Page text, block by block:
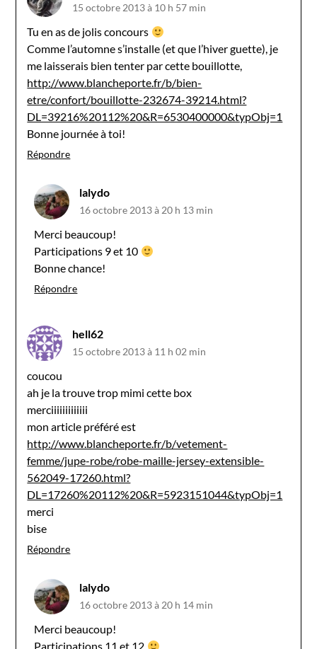
15 octobre 2013 à 10 h 57 min
Tu en as de jolis concours
Comme l’automne s’installe (et que l’hiver guette), je
me laisserais bien tenter par cette bouillotte,
http://www.blancheporte.fr/b/bien-
etre/confort/bouillotte-232674-39214.html?
DL=39216%20112%20&R=6530400000&typObj=1
Bonne journée à toi!
Répondre
lalydo
16 octobre 2013 à 20 h 13 min
Merci beaucoup!
Participations 9 et 10
Bonne chance!
Répondre
hell62
15 octobre 2013 à 11 h 02 min
coucou
ah je la trouve trop mimi cette box
merciiiiiiiiiiiii
mon article préféré est
http://www.blancheporte.fr/b/vetement-
femme/jupe-robe/robe-maille-jersey-extensible-
562049-17260.html?
DL=17260%20112%20&R=5923151044&typObj=1
merci
bise
Répondre
lalydo
16 octobre 2013 à 20 h 14 min
Merci beaucoup!
Participations 11 et 12